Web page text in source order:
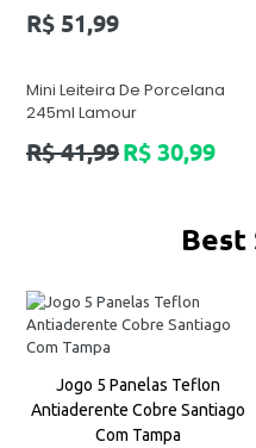
Preço
normal
R$ 51,99
Mini Leiteira De Porcelana
245ml Lamour
Preço
normal
R$ 41,99R$ 30,99
Best
Jogo 5 Panelas Teflon
Antiaderente Cobre Santiago
Com Tampa